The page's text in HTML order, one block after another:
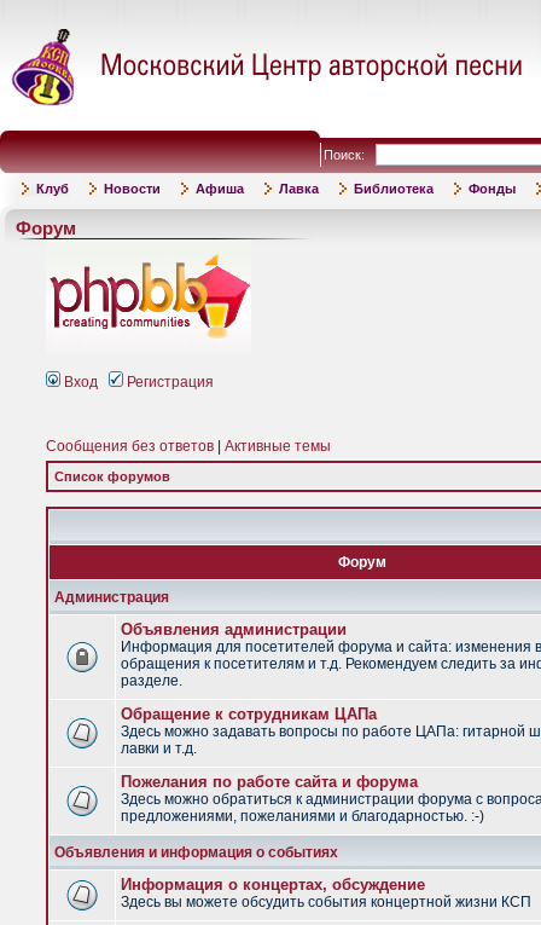
Поиск:
Клуб Новости Афиша Лавка Библиотека Фонды
Форум
Вход Регистрация
Сообщения без ответов Активные темы
Список форумов
Форум
Администрация
Объявления администрации
Информация для посетителей форума и сайта: изменения
обращения к посетителям и т.д. Рекомендуем следить за
разделе.
Обращение к сотрудникам ЦАПа
Здесь можно задавать вопросы по работе ЦАПа: гитарной
лавки и т.д.
Пожелания по работе сайта и форума
Здесь можно обратиться к администрации форума с
предложениями, пожеланиями и благодарностью. :-)
Объявления и информация о событиях
Информация о концертах, обсуждение
Здесь вы можете обсудить события концертной жизни КСП